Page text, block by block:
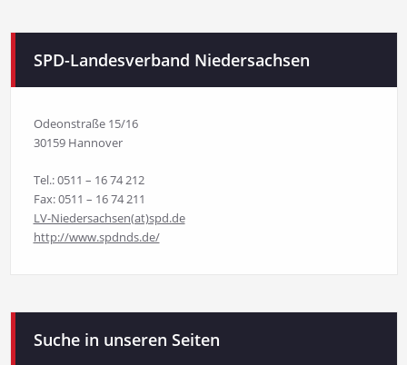
SPD-Landesverband Niedersachsen
Odeonstraße 15/16
30159 Hannover
Tel.: 0511 – 16 74 212
Fax: 0511 – 16 74 211
LV-Niedersachsen(at)spd.de
http://www.spdnds.de/
Suche in unseren Seiten